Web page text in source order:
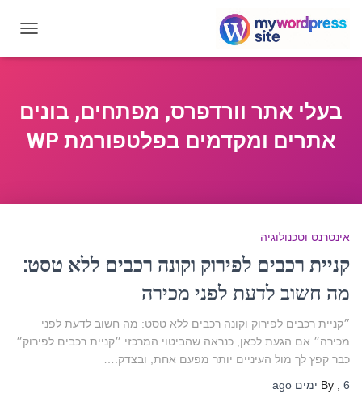
בעלי אתר וורדפרס, מפתחים, בונים
אתרים ומקדמים בפלטפורמת WP
אינטרנט וטכנולוגיה
קניית רכבים לפירוק וקונה רכבים ללא טסט:
מה חשוב לדעת לפני מכירה
״קניית רכבים לפירוק וקונה רכבים ללא טסט: מה חשוב לדעת לפני
מכירה״ אם הגעת לכאן, כנראה שהביטוי המרכזי ״קניית רכבים לפירוק״
כבר קפץ לך מול העיניים יותר מפעם אחת, ובצדק.…
By
6 ימים